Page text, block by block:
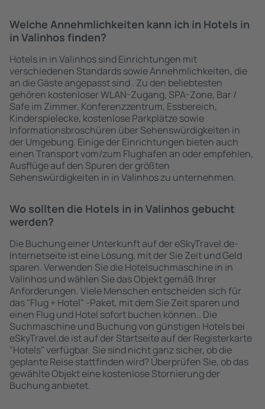
Welche Annehmlichkeiten kann ich in Hotels in
in Valinhos finden?
Hotels in in Valinhos sind Einrichtungen mit
verschiedenen Standards sowie Annehmlichkeiten, die
an die Gäste angepasst sind . Zu den beliebtesten
gehören kostenloser WLAN-Zugang, SPA-Zone, Bar /
Safe im Zimmer, Konferenzzentrum, Essbereich,
Kinderspielecke, kostenlose Parkplätze sowie
Informationsbroschüren über Sehenswürdigkeiten in
der Umgebung. Einige der Einrichtungen bieten auch
einen Transport vom/zum Flughafen an oder empfehlen,
Ausflüge auf den Spuren der größten
Sehenswürdigkeiten in in Valinhos zu unternehmen.
Wo sollten die Hotels in in Valinhos gebucht
werden?
Die Buchung einer Unterkunft auf der eSkyTravel.de-
Internetseite ist eine Lösung, mit der Sie Zeit und Geld
sparen. Verwenden Sie die Hotelsuchmaschine in in
Valinhos und wählen Sie das Objekt gemäß Ihrer
Anforderungen. Viele Menschen entscheiden sich für
das "Flug + Hotel" -Paket, mit dem Sie Zeit sparen und
einen Flug und Hotel sofort buchen können.. Die
Suchmaschine und Buchung von günstigen Hotels bei
eSkyTravel.de ist auf der Startseite auf der Registerkarte
"Hotels" verfügbar. Sie sind nicht ganz sicher, ob die
geplante Reise stattfinden wird? Überprüfen Sie, ob das
gewählte Objekt eine kostenlose Stornierung der
Buchung anbietet.